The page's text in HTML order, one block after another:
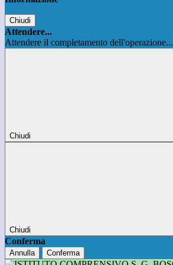
Chiudi
Attendere...
Attendere il completamento dell'operazione...
Chiudi
Chiudi
Conferma
Annulla Conferma